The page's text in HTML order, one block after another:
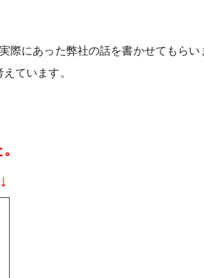
際にあった弊社の話を書かせてもらい
ています。